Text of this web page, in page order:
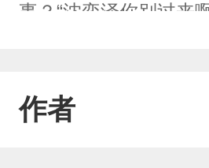
事？“沈奕泽你别过来
质，缘更！！
作者